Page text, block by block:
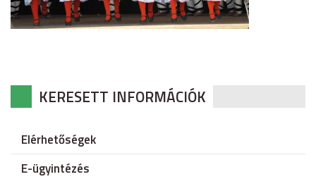
KERESETT INFORMÁCIÓK
Elérhetőségek
E-ügyintézés